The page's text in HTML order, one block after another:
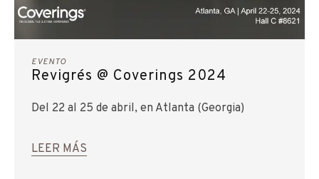
EVENTO
Revigrés @ Coverings 2024
Del 22 al 25 de abril, en Atlanta (Georgia)
LEER MÁS